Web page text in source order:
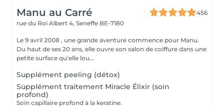
Manu au Carré
456
rue du Roi Albert 4, Seneffe BE-7180
Le 9 avril 2008 , une grande aventure commence pour Manu.
Du haut de ses 20 ans, elle ouvre son salon de coiffure dans une
petite surface qu'elle lou...
Supplément peeling (détox)
Supplément traitement Miracle Élixir (soin
profond)
Soin capillaire profond à la keratine.